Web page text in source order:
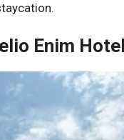
Enim